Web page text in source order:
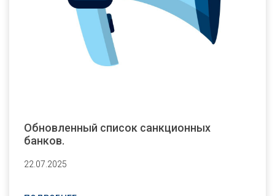
Обновленный список санкционных
банков.
22.07.2025